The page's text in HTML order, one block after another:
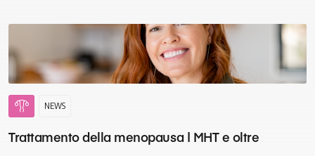
gynecology NEWS
Trattamento della menopausa | MHT e oltre